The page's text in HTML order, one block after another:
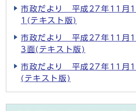
市政だより 平成27年11月
1(テキスト版)
市政だより 平成27年11月
3面(テキスト版)
市政だより 平成27年11月
(テキスト版)